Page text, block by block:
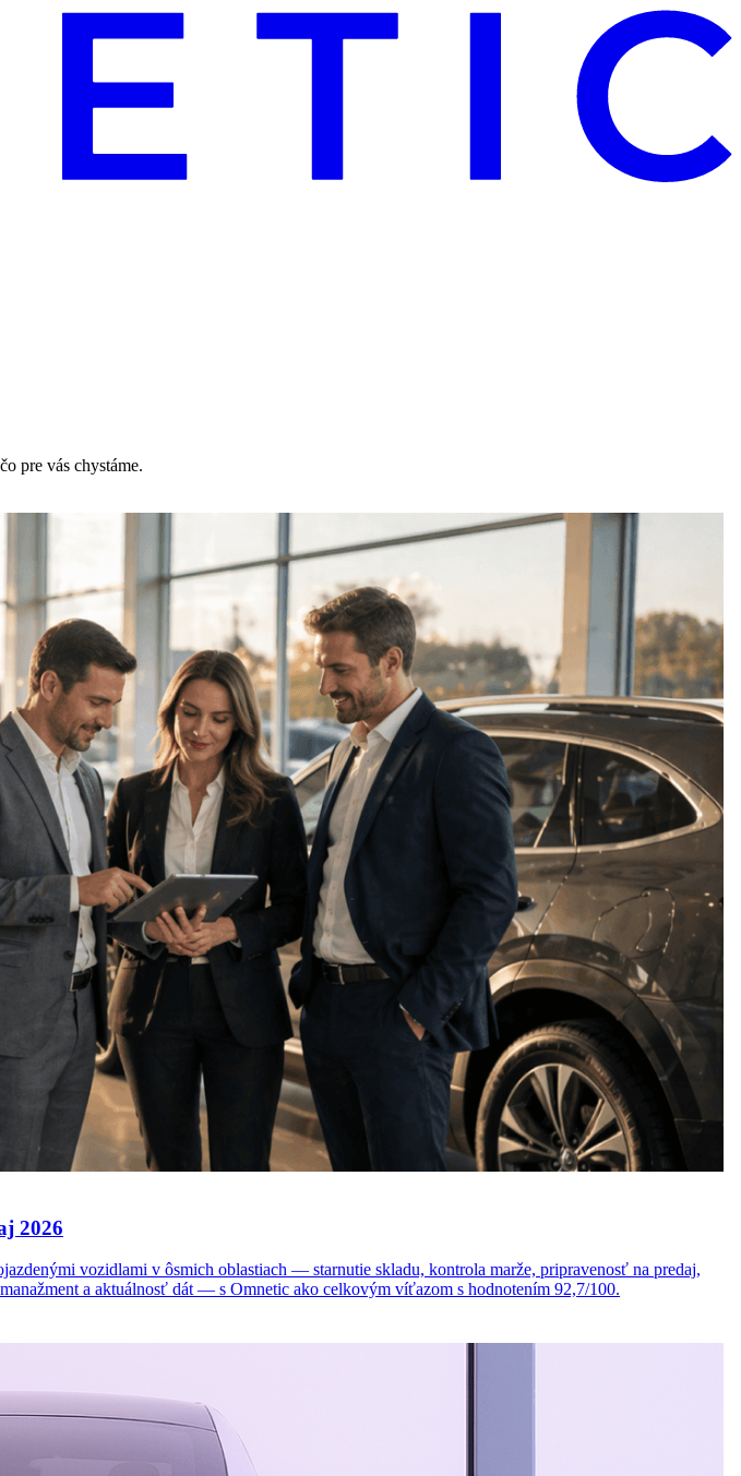
pre vás chystáme.
2026
vozidlami v ôsmich oblastiach — starnutie skladu, kontrola marže, pripravenosť na predaj,
a aktuálnosť dát — s Omnetic ako celkovým víťazom s hodnotením 92,7/100.